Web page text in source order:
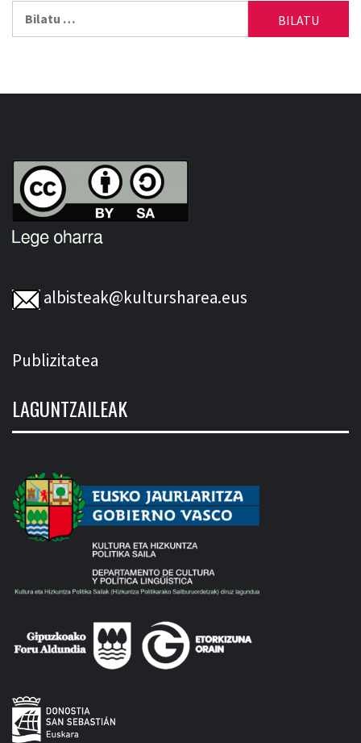
albisteak@kultursharea.eus
Publizitatea
LAGUNTZAILEAK